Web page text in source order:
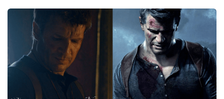
Filmy
Seriály
Hry
Cool Esport